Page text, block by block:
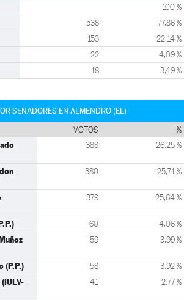
100 %
538 77,86 %
153 22,14 %
22 4,09 %
18 3,49 %
SENADORES EN ALMENDRO (EL)
VOTOS %
388 26,25 %
380 25,71 %
379 25,64 %
60 4,06 %
59 3,99 %
(P.P.) 58 3,92 %
41 2,77 %